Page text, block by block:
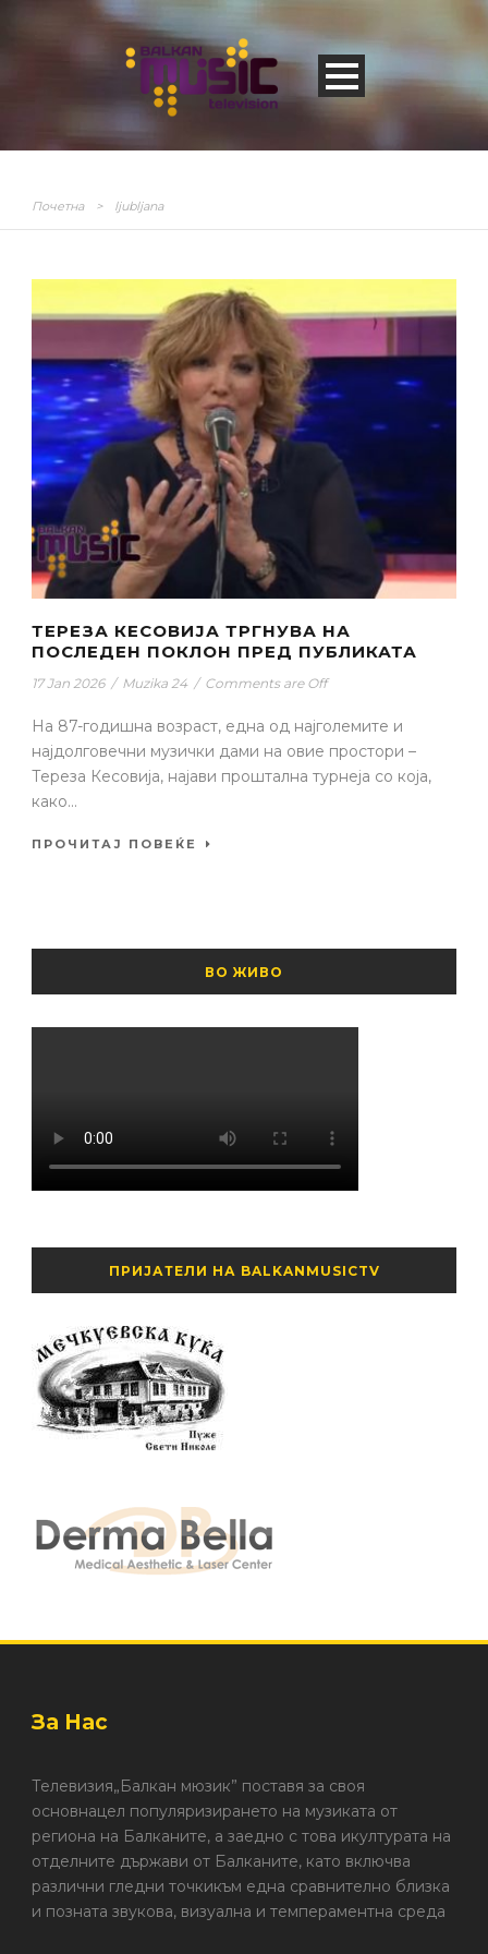
Почетна > ljubljana
ТЕРЕЗА КЕСОВИЈА ТРГНУВА НА
ПОСЛЕДЕН ПОКЛОН ПРЕД ПУБЛИКАТА
17 Jan 2026 / Muzika 24 / Comments are Off
На 87-годишна возраст, една од најголемите и
најдолговечни музички дами на овие простори –
Тереза Кесовија, најави проштална турнеја со која,
како...
ПРОЧИТАЈ ПОВЕЌЕ
ВО ЖИВО
ПРИЈАТЕЛИ НА BALKANMUSICTV
За Нас
Телевизия„Балкан мюзик” поставя за своя
основнацел популяризирането на музиката от
региона на Балканите, а заедно с това икултурата на
отделните държави от Балканите, като включва
различни гледни точкикъм една сравнително близка
и позната звукова, визуална и темпераментна среда